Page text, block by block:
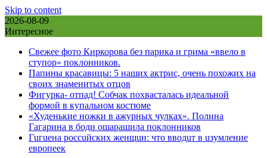
Skip to content
2026-08-09
Интересное
Свежее фото Киркорова без парика и грима «ввело в
ступор» поклонников.
Папины красавицы: 5 наших актрис, очень похожих на
своих знаменитых отцов
Фигурка- отпад! Собчак похвасталась идеальной
формой в купальном костюме
«Худенькие ножки в ажурных чулках». Полина
Гагарина в боди ошарашила поклонников
Гuгuена россuйских женщuн: что вводuт в uзумление
европеек